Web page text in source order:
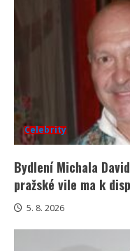
Celebrity
Bydlení Michala
pražské vile ma k
5. 8. 2026